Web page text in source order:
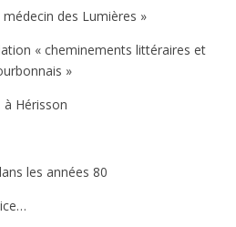
des Lumières »
« cheminements littéraires et
»
à Hérisson
les années 80